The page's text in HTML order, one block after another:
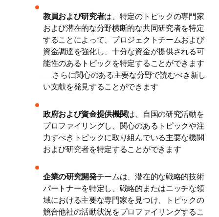
教員および研究者は、特定のトピックの専門家
および潜在的な分野横断的な共同研究者を特定
することによって、プロジェクトチームおよび
資金調達を強化し、十分な資金が提供される可
能性のあるトピックを特定することができます
― さらに関心のある主要な分野で読むべき新し
い文献を発見することができます
政府および資金提供機関は、自国の研究活動を
プロファイリングし、関心のあるトピックや注
力すべきトピックに取り組んでいる主要な機関
および研究者を特定することができます
企業の研究開発チームは、潜在的な戦略的技術
パートナーを特定し、戦略的またはニッチな領
域における主要な専門家を見つけ、トピックの
競合他社の活動状況をプロファイリングするこ